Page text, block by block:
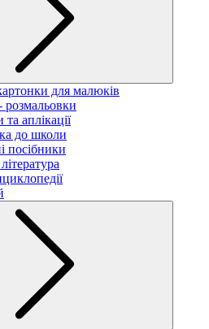
для малюків
аплікації
до школи
посібники